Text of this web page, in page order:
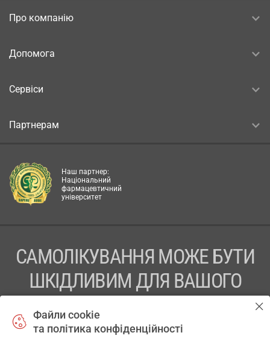
Про компанію
Допомога
Сервіси
Партнерам
Наш партнер:
Національний
фармацевтичний
університет
САМОЛІКУВАННЯ МОЖЕ БУТИ
ШКІДЛИВИМ ДЛЯ ВАШОГО
ПЕРЕД ЗАСТОСУВАННЯМ ПРЕПАРАТУ ПРОКОНСУЛЬТУЙТЕСЬ
Файли cookie
та політика конфіденційності